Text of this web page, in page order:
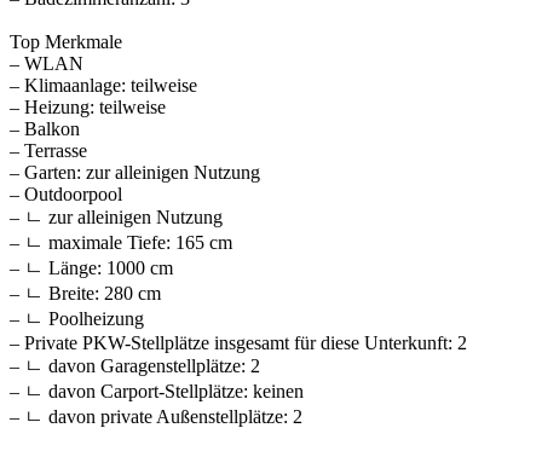
Top Merkmale
– WLAN
– Klimaanlage: teilweise
– Heizung: teilweise
– Balkon
– Terrasse
– Garten: zur alleinigen Nutzung
– Outdoorpool
– ㄴ zur alleinigen Nutzung
– ㄴ maximale Tiefe: 165 cm
– ㄴ Länge: 1000 cm
– ㄴ Breite: 280 cm
– ㄴ Poolheizung
– Private PKW-Stellplätze insgesamt für diese Unterkunft: 2
– ㄴ davon Garagenstellplätze: 2
– ㄴ davon Carport-Stellplätze: keinen
– ㄴ davon private Außen­stellplätze: 2